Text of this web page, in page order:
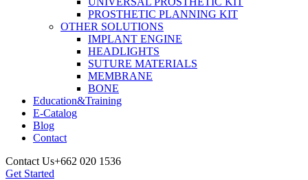
PROSTHETIC PLANNING KIT
OTHER SOLUTIONS
IMPLANT ENGINE
HEADLIGHTS
SUTURE MATERIALS
MEMBRANE
BONE
Education&Training
E-Catalog
Blog
Contact
Contact Us+662 020 1536
Get Started